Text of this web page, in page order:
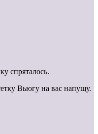
спряталось.
Вьюгу на вас напущу.